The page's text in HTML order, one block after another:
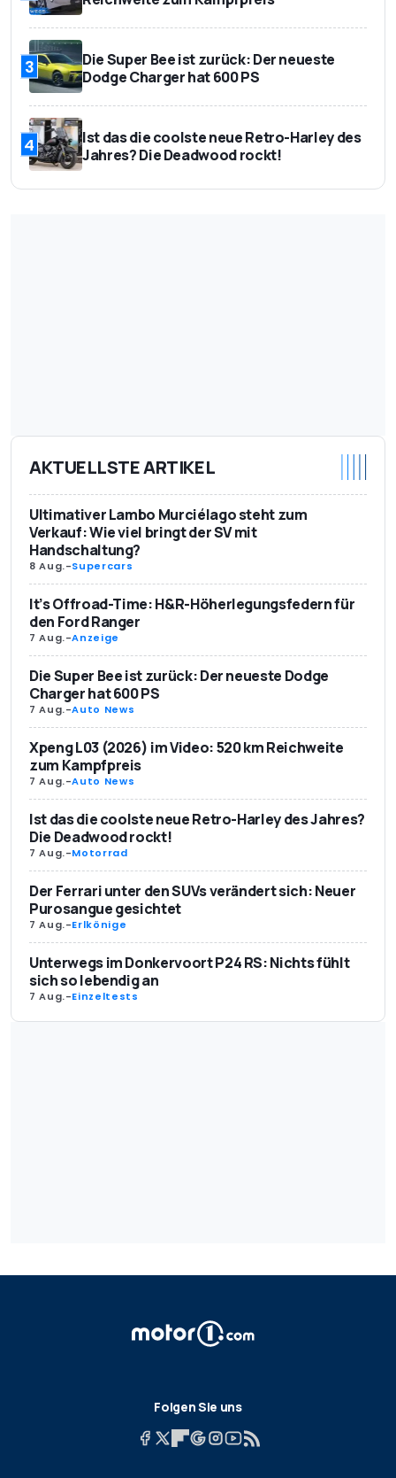
3
Die Super Bee ist zurück: Der neueste
Dodge Charger hat 600 PS
4
Ist das die coolste neue Retro-Harley des
Jahres? Die Deadwood rockt!
AKTUELLSTE ARTIKEL
Ultimativer Lambo Murciélago steht zum
Verkauf: Wie viel bringt der SV mit
Handschaltung?
8 Aug.-Supercars
It’s Offroad-Time: H&R-Höherlegungsfedern für
den Ford Ranger
7 Aug.-Anzeige
Die Super Bee ist zurück: Der neueste Dodge
Charger hat 600 PS
7 Aug.-Auto News
Xpeng L03 (2026) im Video: 520 km Reichweite
zum Kampfpreis
7 Aug.-Auto News
Ist das die coolste neue Retro-Harley des Jahres?
Die Deadwood rockt!
7 Aug.-Motorrad
Der Ferrari unter den SUVs verändert sich: Neuer
Purosangue gesichtet
7 Aug.-Erlkönige
Unterwegs im Donkervoort P24 RS: Nichts fühlt
sich so lebendig an
7 Aug.-Einzeltests
Folgen Sie uns